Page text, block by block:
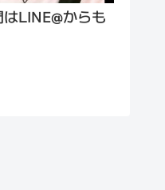
LINE@からも